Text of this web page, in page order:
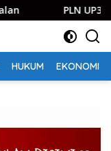
PLN UP3 Palu
HUKUM EKONOMI